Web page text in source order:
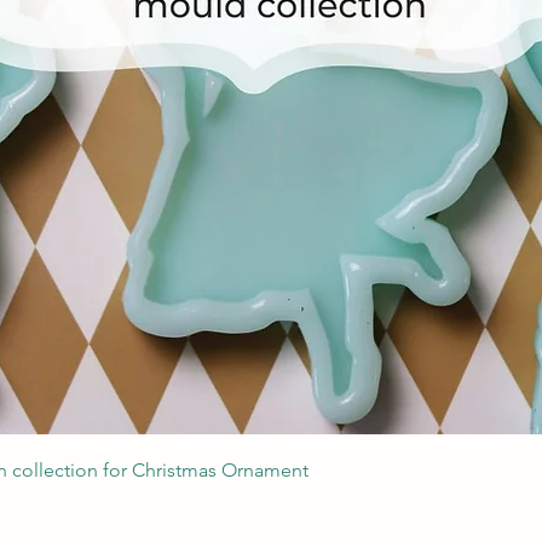
Quick View
collection for Christmas Ornament